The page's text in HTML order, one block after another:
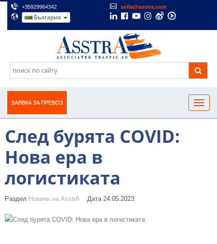
+35929964342 sofia@asstra.com
България
ЗАЯВКА ЗА ПРЕВОЗ
След бурята COVID:
Нова ера в
логистиката
Раздел Новини на AsstrA Дата 24.05.2023